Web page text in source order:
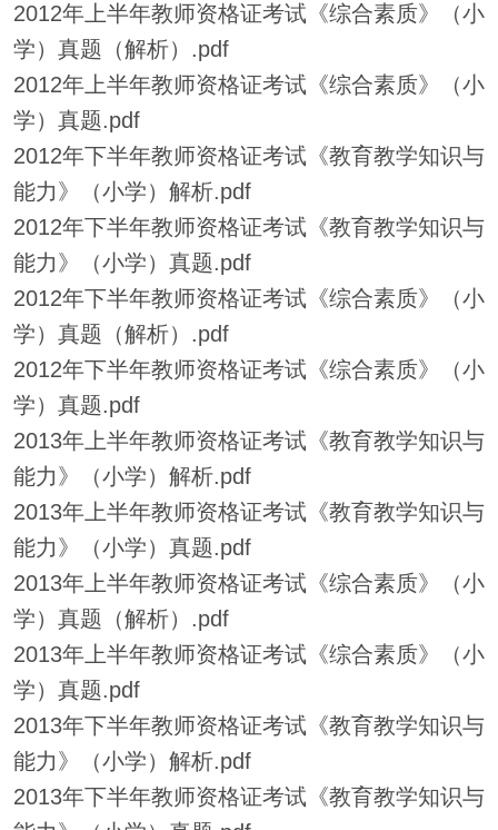
2012年上半年教师资格证考试《综合素质》（小
学）真题（解析）.pdf
2012年上半年教师资格证考试《综合素质》（小
学）真题.pdf
2012年下半年教师资格证考试《教育教学知识与
能力》（小学）解析.pdf
2012年下半年教师资格证考试《教育教学知识与
能力》（小学）真题.pdf
2012年下半年教师资格证考试《综合素质》（小
学）真题（解析）.pdf
2012年下半年教师资格证考试《综合素质》（小
学）真题.pdf
2013年上半年教师资格证考试《教育教学知识与
能力》（小学）解析.pdf
2013年上半年教师资格证考试《教育教学知识与
能力》（小学）真题.pdf
2013年上半年教师资格证考试《综合素质》（小
学）真题（解析）.pdf
2013年上半年教师资格证考试《综合素质》（小
学）真题.pdf
2013年下半年教师资格证考试《教育教学知识与
能力》（小学）解析.pdf
2013年下半年教师资格证考试《教育教学知识与